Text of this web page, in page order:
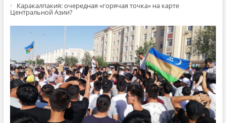
Каракалпакия: очередная «горячая точка» на карте
Центральной Азии?